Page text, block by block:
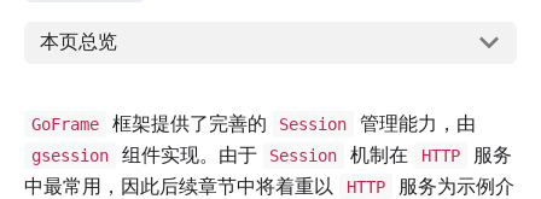
本页总览
GoFrame 框架提供了完善的 Session 管理能力，由
gsession 组件实现。由于 Session 机制在 HTTP
服务
中最常用，因此后续章节中将着重以
HTTP
服务为示例介